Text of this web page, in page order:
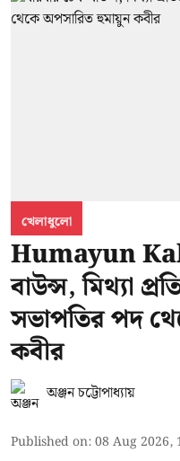
খেলাধুলো
Humayun
বাউন্স, মিথ্যা
সভাপতির পদ
কবীর
অঞ্জন চট্টোপাধ্যায়
Published on:08 Aug 2026,